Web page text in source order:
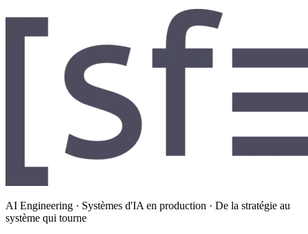
AI Engineering · Systèmes d'IA en production · De la stratégie au
système qui tourne